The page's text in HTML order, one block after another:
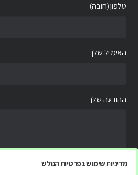
טלפון (חובה)
האימייל שלך
ההודעה שלך
מדיניות שימוש בפרטיות הגולש